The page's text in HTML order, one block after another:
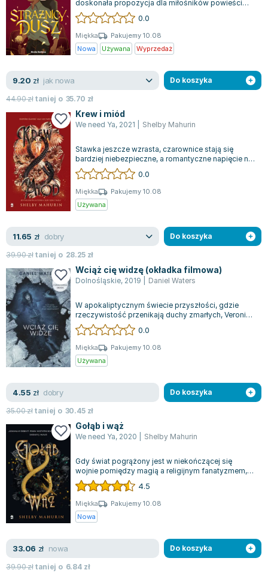
doskonała propozycja dla miłośników powieści
"Nasz ostatni dzień" oraz filmu "Coco"....
0.0
Miękka
Pakujemy 10.08
Nowa
Używana Wyprzedaż
9.20 zł jak nowa
44.90złtaniej o 35.70 zł
Do koszyka
Krew i miód
We need Ya, 2021 Shelby Mahurin
Stawka jeszcze wzrasta, czarownice stają się
bardziej niebezpieczne, a romantyczne napięcie nie
traci intensywności! Oto długo ocz...
0.0
Miękka
Pakujemy 10.08
Używana
11.65 zł dobry
39.90złtaniej o 28.25 zł
Do koszyka
Wciąż cię widzę (okładka filmowa)
Dolnośląskie, 2019 Daniel Waters
W apokaliptycznym świecie przyszłości, gdzie
rzeczywistość przenikają duchy zmarłych, Veronica
i Kirk podejmują się zadania pomocy...
0.0
Miękka
Pakujemy 10.08
Używana
4.55 zł dobry
35.00złtaniej o 30.45 zł
Do koszyka
Gołąb i wąż
We need Ya, 2020 Shelby Mahurin
Gdy świat pogrążony jest w niekończącej się
wojnie pomiędzy magią a religijnym fanatyzmem,
losy młodej wiedźmy i bezwzględnego łow...
4.5
Miękka
Pakujemy 10.08
Nowa
33.06 zł nowa
39.90złtaniej o 6.84 zł
Do koszyka